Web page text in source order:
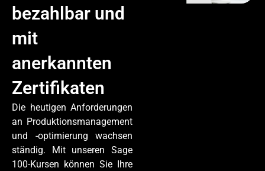
bezahlbar und
mit
anerkannten
Zertifikaten
Die heutigen Anforderungen
an Produktionsmanagement
und -optimierung wachsen
ständig. Mit unseren Sage
100-Kursen können Sie Ihre